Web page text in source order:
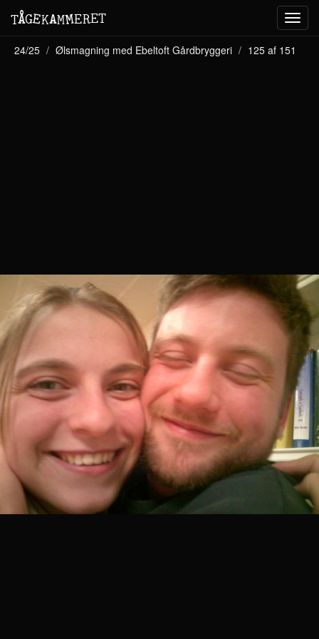
TÅGEKAMMERET
24/25 Ølsmagning med Ebeltoft Gårdbryggeri 125 af 151